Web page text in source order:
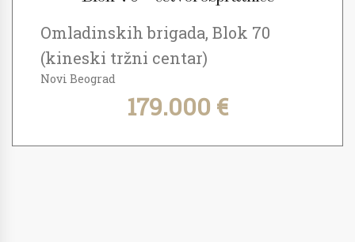
Omladinskih brigada, Blok 70
(kineski tržni centar)
Novi Beograd
179.000 €